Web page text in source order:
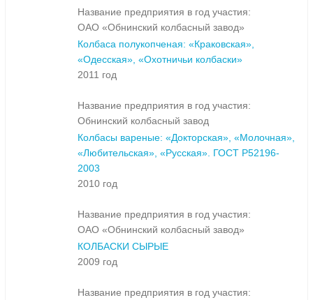
Название предприятия в год участия:
ОАО «Обнинский колбасный завод»
Колбаса полукопченая: «Краковская»,
«Одесская», «Охотничьи колбаски»
2011 год
Название предприятия в год участия:
Обнинский колбасный завод
Колбасы вареные: «Докторская», «Молочная»,
«Любительская», «Русская». ГОСТ Р52196-
2003
2010 год
Название предприятия в год участия:
ОАО «Обнинский колбасный завод»
КОЛБАСКИ СЫРЫЕ
2009 год
Название предприятия в год участия: